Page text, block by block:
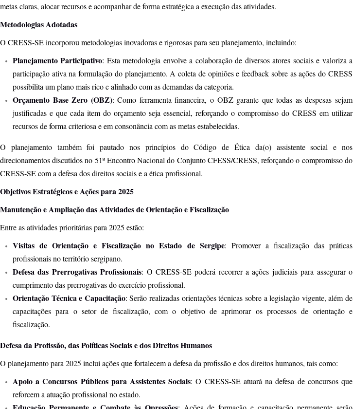
metas claras, alocar recursos e acompanhar de forma estratégica a execução das atividades.
Metodologias Adotadas
O CRESS-SE incorporou metodologias inovadoras e rigorosas para seu planejamento, incluindo:
Planejamento Participativo: Esta metodologia envolve a colaboração de diversos atores sociais e valoriza a
participação ativa na formulação do planejamento. A coleta de opiniões e feedback sobre as ações do CRESS
possibilita um plano mais rico e alinhado com as demandas da categoria.
Orçamento Base Zero (OBZ): Como ferramenta financeira, o OBZ garante que todas as despesas sejam
justificadas e que cada item do orçamento seja essencial, reforçando o compromisso do CRESS em utilizar
recursos de forma criteriosa e em consonância com as metas estabelecidas.
O planejamento também foi pautado nos princípios do Código de Ética da(o) assistente social e nos
direcionamentos discutidos no 51º Encontro Nacional do Conjunto CFESS/CRESS, reforçando o compromisso do
CRESS-SE com a defesa dos direitos sociais e a ética profissional.
Objetivos Estratégicos e Ações para 2025
Manutenção e Ampliação das Atividades de Orientação e Fiscalização
Entre as atividades prioritárias para 2025 estão:
Visitas de Orientação e Fiscalização no Estado de Sergipe: Promover a fiscalização das práticas
profissionais no território sergipano.
Defesa das Prerrogativas Profissionais: O CRESS-SE poderá recorrer a ações judiciais para assegurar o
cumprimento das prerrogativas do exercício profissional.
Orientação Técnica e Capacitação: Serão realizadas orientações técnicas sobre a legislação vigente, além de
capacitações para o setor de fiscalização, com o objetivo de aprimorar os processos de orientação e
fiscalização.
Defesa da Profissão, das Políticas Sociais e dos Direitos Humanos
O planejamento para 2025 inclui ações que fortalecem a defesa da profissão e dos direitos humanos, tais como:
Apoio a Concursos Públicos para Assistentes Sociais: O CRESS-SE atuará na defesa de concursos que
reforcem a atuação profissional no estado.